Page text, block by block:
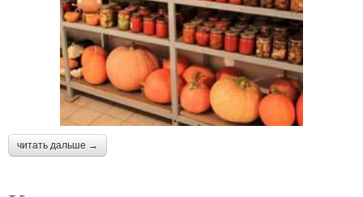
читать дальше →